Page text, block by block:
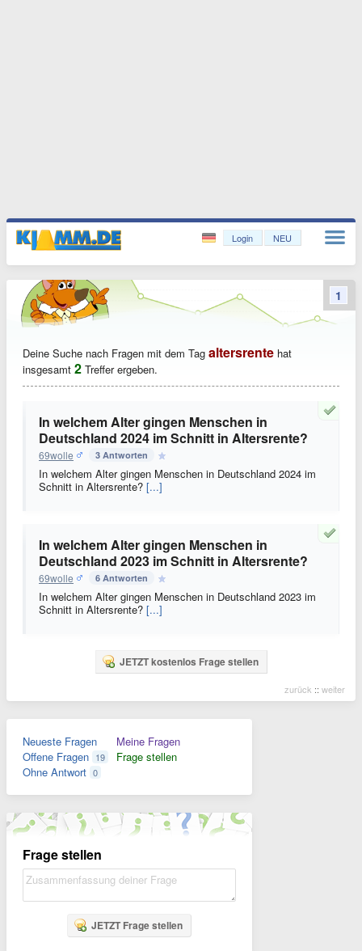
Login NEU
Deine Suche nach Fragen mit dem Tag altersrente hat
insgesamt 2 Treffer ergeben.
In welchem Alter gingen Menschen in
Deutschland 2024 im Schnitt in Altersrente?
69wolle 3 Antworten
In welchem Alter gingen Menschen in Deutschland 2024 im
Schnitt in Altersrente? [...]
In welchem Alter gingen Menschen in
Deutschland 2023 im Schnitt in Altersrente?
69wolle 6 Antworten
In welchem Alter gingen Menschen in Deutschland 2023 im
Schnitt in Altersrente? [...]
JETZT kostenlos Frage stellen
zurück :: weiter
1
Neueste Fragen
Offene Fragen 19
Ohne Antwort 0
Meine Fragen
Frage stellen
Frage stellen
JETZT Frage stellen